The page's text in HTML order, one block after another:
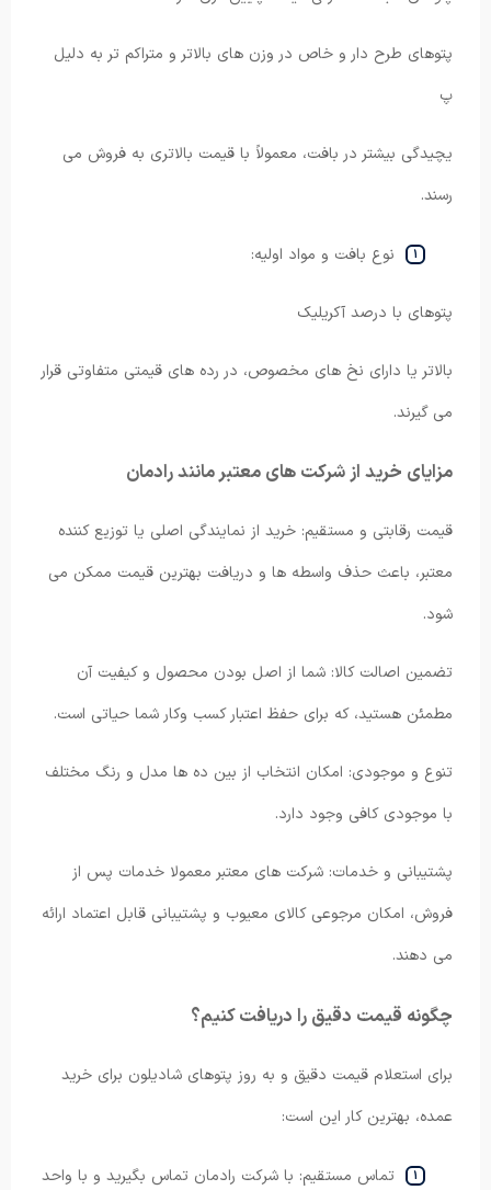
پتوهای طرح دار و خاص در وزن های بالاتر و متراکم تر به دلیل
پ
یچیدگی بیشتر در بافت، معمولاً با قیمت بالاتری به فروش می
رسند.
نوع بافت و مواد اولیه:
پتوهای با درصد آکریلیک
بالاتر یا دارای نخ های مخصوص، در رده های قیمتی متفاوتی قرار
می گیرند.
مزایای خرید از شرکت های معتبر مانند رادمان
قیمت رقابتی و مستقیم: خرید از نمایندگی اصلی یا توزیع کننده
معتبر، باعث حذف واسطه ها و دریافت بهترین قیمت ممکن می
شود.
تضمین اصالت کالا: شما از اصل بودن محصول و کیفیت آن
مطمئن هستید، که برای حفظ اعتبار کسب وکار شما حیاتی است.
تنوع و موجودی: امکان انتخاب از بین ده ها مدل و رنگ مختلف
با موجودی کافی وجود دارد.
پشتیبانی و خدمات: شرکت های معتبر معمولا خدمات پس از
فروش، امکان مرجوعی کالای معیوب و پشتیبانی قابل اعتماد ارائه
می دهند.
چگونه قیمت دقیق را دریافت کنیم؟
برای استعلام قیمت دقیق و به روز پتوهای شادیلون برای خرید
عمده، بهترین کار این است:
تماس مستقیم: با شرکت رادمان تماس بگیرید و با واحد